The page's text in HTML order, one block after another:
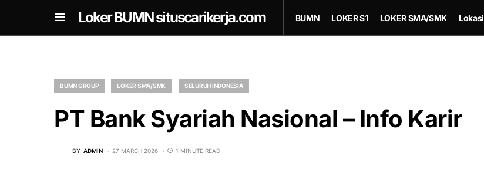
Loker BUMN situscarikerja.com BUMN LOKER S1 LOKER SMA/SMK Lokasi
BUMN GROUP LOKER SMA/SMK SELURUH INDONESIA
PT Bank Syariah Nasional – Info Karir
BY ADMIN 27 MARCH 2026 1 MINUTE READ